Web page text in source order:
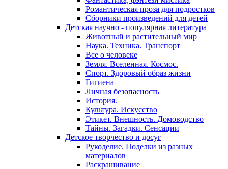
Романтическая проза для подростков
Сборники произведений для детей
Детская научно - популярная литература
Животный и растительный мир
Наука. Техника. Транспорт
Все о человеке
Земля. Вселенная. Космос.
Спорт. Здоровый образ жизни
Гигиена
Личная безопасность
История.
Культура. Искусство
Этикет. Внешность. Домоводство
Тайны. Загадки. Сенсации
Детское творчество и досуг
Рукоделие. Поделки из разных
материалов
Раскрашивание